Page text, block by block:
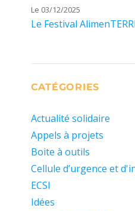
Le 03/12/2025
Le Festival
CATÉGORIES
Actualité solidaire
Appels à projets
Boite à outils
Cellule d’urgence et
ECSI
Idées